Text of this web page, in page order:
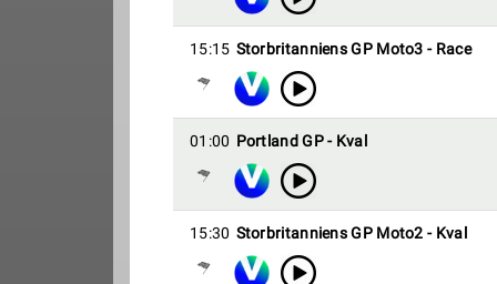
15:15 Storbritanniens GP Moto3 - Race
01:00 Portland GP - Kval
15:30 Storbritanniens GP Moto2 - Kval